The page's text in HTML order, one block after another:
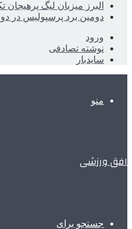
البرز میزبان لیگ پرهیجان
دومین برد پرسپولیس در
ورود
نوشته تصادفی
سایدبار
منو
افق ورزشی
جستجو برای